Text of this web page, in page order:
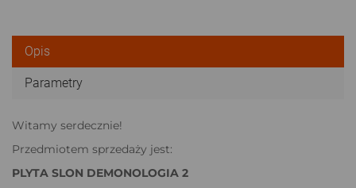
Opis
Parametry
Witamy serdecznie!
Przedmiotem sprzedaży jest:
PLYTA SLON DEMONOLOGIA 2